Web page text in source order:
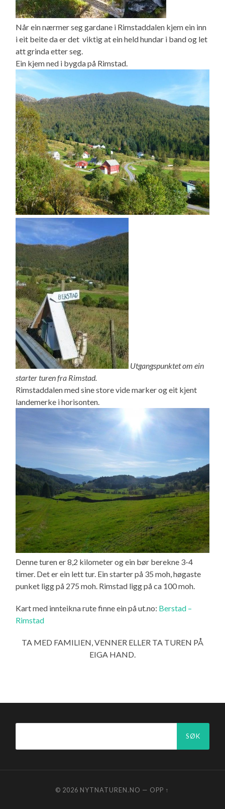
Når ein nærmer seg gardane i Rimstaddalen kjem ein inn
i eit beite da er det viktig at ein held hundar i band og let
att grinda etter seg.
Ein kjem ned i bygda på Rimstad.
Utgangspunktet om ein
starter turen fra Rimstad.
Rimstaddalen med sine store vide marker og eit kjent
landemerke i horisonten.
Denne turen er 8,2 kilometer og ein bør berekne 3-4
timer. Det er ein lett tur. Ein starter på 35 moh, høgaste
punket ligg på 275 moh. Rimstad ligg på ca 100 moh.
Kart med innteikna rute finne ein på ut.no: Berstad –
Rimstad
TA MED FAMILIEN, VENNER ELLER TA TUREN PÅ
EIGA HAND.
© 2026 NYTNATUREN.NO — OPP ↑